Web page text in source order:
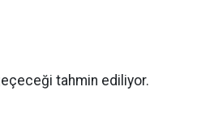
tahmin ediliyor.